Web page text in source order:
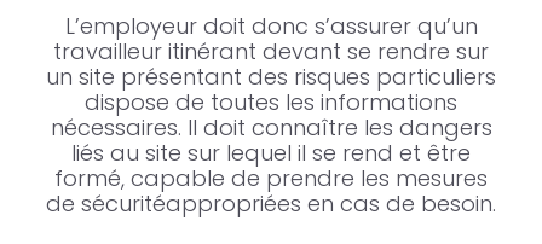
L’employeur doit donc s’assurer qu’un
travailleur itinérant devant se rendre sur
un site présentant des risques particuliers
dispose de toutes les informations
nécessaires. Il doit connaître les dangers
liés au site sur lequel il se rend et être
formé, capable de prendre les mesures
de sécuritéappropriées en cas de besoin.